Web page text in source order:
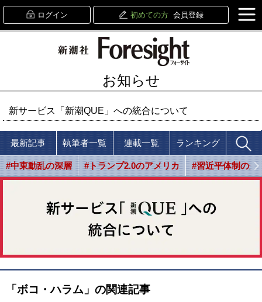
ログイン 初めての方 会員登録
お知らせ
新サービス「新潮QUE」への統合について
最新記事 執筆者一覧 連載一覧 ランキング
#中東動乱の深層 #トランプ2.0のアメリカ #習近平体制の光
「ボコ・ハラム」の関連記事